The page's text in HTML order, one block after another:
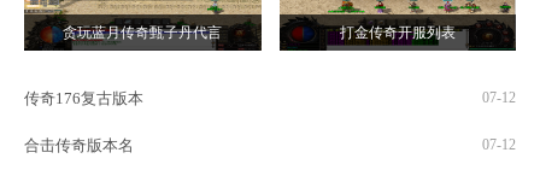
贪玩蓝月传奇甄子丹代言 打金传奇开服列表
传奇176复古版本 07-12
合击传奇版本名 07-12